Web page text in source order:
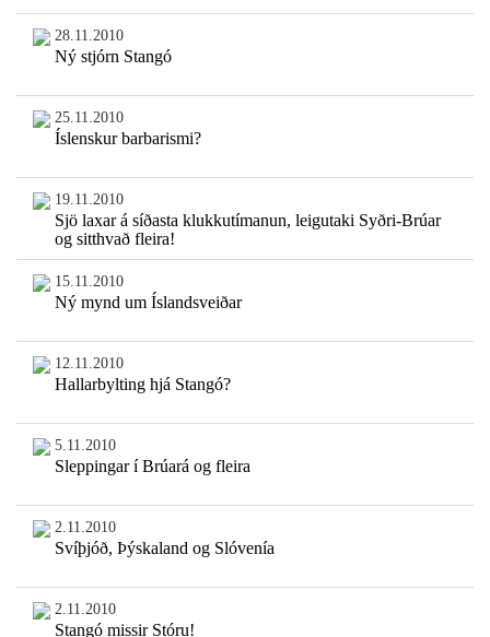
28.11.2010
Ný stjórn Stangó
25.11.2010
Íslenskur barbarismi?
19.11.2010
Sjö laxar á síðasta klukkutímanun, leigutaki Syðri-Brúar
og sitthvað fleira!
15.11.2010
Ný mynd um Íslandsveiðar
12.11.2010
Hallarbylting hjá Stangó?
5.11.2010
Sleppingar í Brúará og fleira
2.11.2010
Svíþjóð, Þýskaland og Slóvenía
2.11.2010
Stangó missir Stóru!